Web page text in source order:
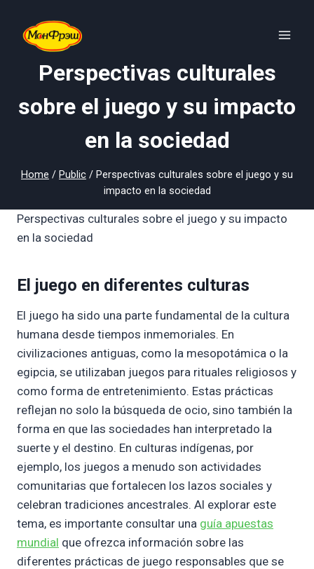
content
Perspectivas culturales
sobre el juego y su impacto
en la sociedad
Home / Public / Perspectivas culturales sobre el juego y su
impacto en la sociedad
Perspectivas culturales sobre el juego y su impacto
en la sociedad
El juego en diferentes culturas
El juego ha sido una parte fundamental de la cultura
humana desde tiempos inmemoriales. En
civilizaciones antiguas, como la mesopotámica o la
egipcia, se utilizaban juegos para rituales religiosos y
como forma de entretenimiento. Estas prácticas
reflejan no solo la búsqueda de ocio, sino también la
forma en que las sociedades han interpretado la
suerte y el destino. En culturas indígenas, por
ejemplo, los juegos a menudo son actividades
comunitarias que fortalecen los lazos sociales y
celebran tradiciones ancestrales. Al explorar este
tema, es importante consultar una guía apuestas
mundial que ofrezca información sobre las
diferentes prácticas de juego responsables que se